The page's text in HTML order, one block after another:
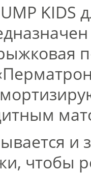
чтобы